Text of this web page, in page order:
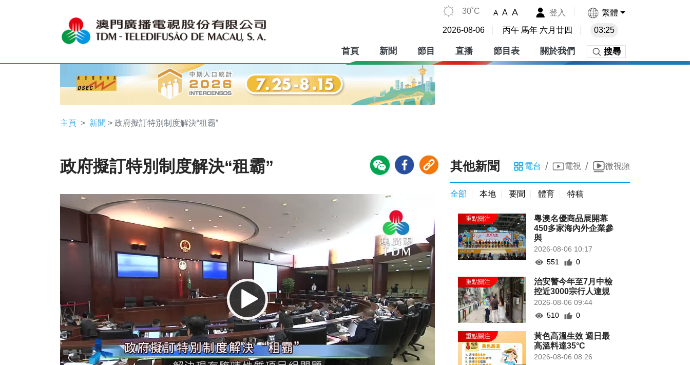
30˚C A A A 登入 繁體
2026-08-06 丙午 馬年 六月廿四 03:25
首頁 新聞 節目 直播 節目表 關於我們 搜尋
主頁 新聞 > 政府擬訂特別制度解決“租霸”
政府擬訂特別制度解決“租霸”
Video
Player
其他新聞 電台 / 電視 / 微視頻
全部 本地 要聞 體育 特稿
粵澳名優商品展開幕
450多家海內外企業參
與
2026-08-06 10:17
551
0
治安警今年至7月中檢
控近3000宗行人違規
2026-08-06 09:44
510
0
黃色高溫生效 週日最
高溫料達35°C
2026-08-06 08:26